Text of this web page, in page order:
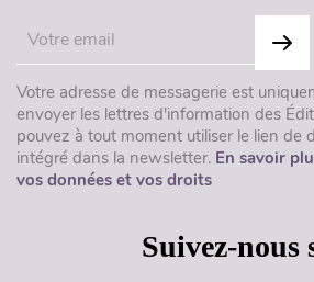
Votre adresse de messagerie est
envoyer les lettres d'information des
pouvez à tout moment utiliser le lien de
intégré dans la newsletter. En savoir
vos données et vos droits
Suivez-nous